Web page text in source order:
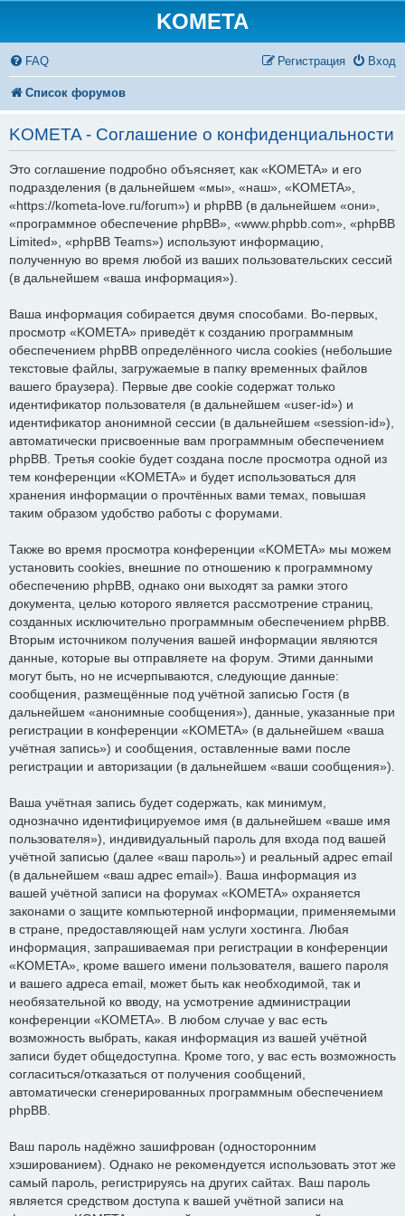
KOMETA
FAQ Вход
Регистрация
Список форумов
KOMETA - Соглашение о конфиденциальности
Это соглашение подробно объясняет, как «KOMETA» и его
подразделения (в дальнейшем «мы», «наш», «KOMETA»,
«https://kometa-love.ru/forum») и phpBB (в дальнейшем «они»,
«программное обеспечение phpBB», «www.phpbb.com», «phpBB
Limited», «phpBB Teams») используют информацию,
полученную во время любой из ваших пользовательских сессий
(в дальнейшем «ваша информация»).
Ваша информация собирается двумя способами. Во-первых,
просмотр «KOMETA» приведёт к созданию программным
обеспечением phpBB определённого числа cookies (небольшие
текстовые файлы, загружаемые в папку временных файлов
вашего браузера). Первые две cookie содержат только
идентификатор пользователя (в дальнейшем «user-id») и
идентификатор анонимной сессии (в дальнейшем «session-id»),
автоматически присвоенные вам программным обеспечением
phpBB. Третья cookie будет создана после просмотра одной из
тем конференции «KOMETA» и будет использоваться для
хранения информации о прочтённых вами темах, повышая
таким образом удобство работы с форумами.
Также во время просмотра конференции «KOMETA» мы можем
установить cookies, внешние по отношению к программному
обеспечению phpBB, однако они выходят за рамки этого
документа, целью которого является рассмотрение страниц,
созданных исключительно программным обеспечением phpBB.
Вторым источником получения вашей информации являются
данные, которые вы отправляете на форум. Этими данными
могут быть, но не исчерпываются, следующие данные:
сообщения, размещённые под учётной записью Гостя (в
дальнейшем «анонимные сообщения»), данные, указанные при
регистрации в конференции «KOMETA» (в дальнейшем «ваша
учётная запись») и сообщения, оставленные вами после
регистрации и авторизации (в дальнейшем «ваши сообщения»).
Ваша учётная запись будет содержать, как минимум,
однозначно идентифицируемое имя (в дальнейшем «ваше имя
пользователя»), индивидуальный пароль для входа под вашей
учётной записью (далее «ваш пароль») и реальный адрес email
(в дальнейшем «ваш адрес email»). Ваша информация из
вашей учётной записи на форумах «KOMETA» охраняется
законами о защите компьютерной информации, применяемыми
в стране, предоставляющей нам услуги хостинга. Любая
информация, запрашиваемая при регистрации в конференции
«KOMETA», кроме вашего имени пользователя, вашего пароля
и вашего адреса email, может быть как необходимой, так и
необязательной ко вводу, на усмотрение администрации
конференции «KOMETA». В любом случае у вас есть
возможность выбрать, какая информация из вашей учётной
записи будет общедоступна. Кроме того, у вас есть возможность
согласиться/отказаться от получения сообщений,
автоматически сгенерированных программным обеспечением
phpBB.
Ваш пароль надёжно зашифрован (односторонним
хэшированием). Однако не рекомендуется использовать этот же
самый пароль, регистрируясь на других сайтах. Ваш пароль
является средством доступа к вашей учётной записи на